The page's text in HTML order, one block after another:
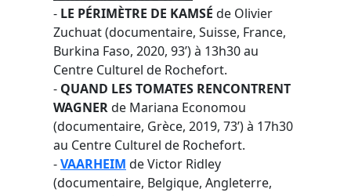
- LE PÉRIMÈTRE DE KAMSÉ de Olivier
Zuchuat (documentaire, Suisse, France,
Burkina Faso, 2020, 93’) à 13h30 au
Centre Culturel de Rochefort.
- QUAND LES TOMATES RENCONTRENT
WAGNERde Mariana Economou
(documentaire, Grèce, 2019, 73’) à 17h30
au Centre Culturel de Rochefort.
-VAARHEIM de Victor Ridley
(documentaire, Belgique, Angleterre,